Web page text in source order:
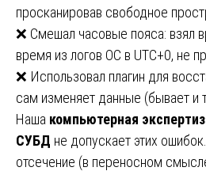
просканировав свободное
❌ Смешал часовые пояса: взял
время из логов ОС в UTC+0, не
❌ Использовал плагин для
сам изменяет данные (бывает и
Наша компьютерная
СУБД не допускает этих
отсечение (в переносном